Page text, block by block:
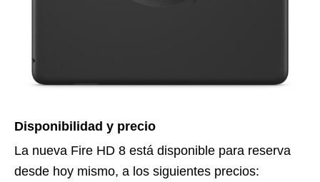
Disponibilidad y precio
La nueva Fire HD 8 está disponible para reserva
desde hoy mismo, a los siguientes precios: